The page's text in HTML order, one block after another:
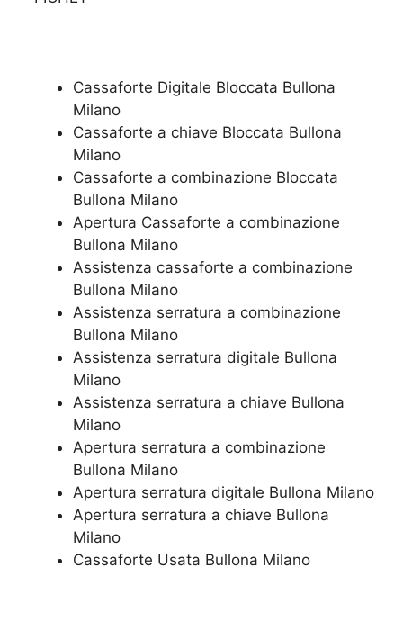
Cassaforte Digitale Bloccata Bullona
Milano
Cassaforte a chiave Bloccata Bullona
Milano
Cassaforte a combinazione Bloccata
Bullona Milano
​Apertura Cassaforte a combinazione
Bullona Milano
Assistenza cassaforte a combinazione
Bullona Milano
​Assistenza serratura​ ​a combinazione
Bullona Milano
Assistenza serratura ​digitale Bullona
Milano
Assistenza serratura ​a chiave Bullona
Milano
​Apertura serratura​ ​a combinazione
Bullona Milano
Apertura serratura​ ​digitale Bullona Milano
​Apertura serratura​ ​a chiave Bullona
Milano
​Cassaforte Usata Bullona Milano